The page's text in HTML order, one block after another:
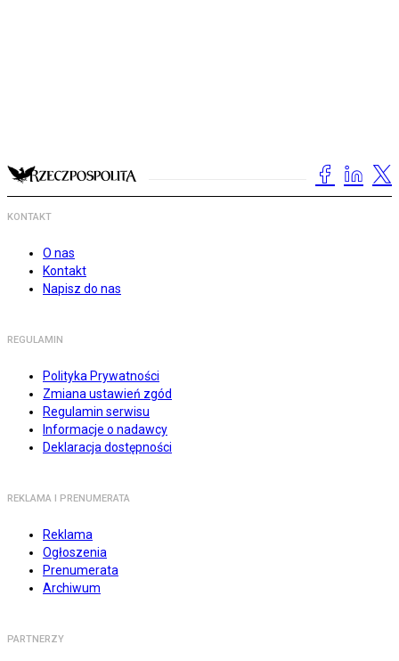
KONTAKT
O nas
Kontakt
Napisz do nas
REGULAMIN
Polityka Prywatności
Zmiana ustawień zgód
Regulamin serwisu
Informacje o nadawcy
Deklaracja dostępności
REKLAMA I PRENUMERATA
Reklama
Ogłoszenia
Prenumerata
Archiwum
PARTNERZY